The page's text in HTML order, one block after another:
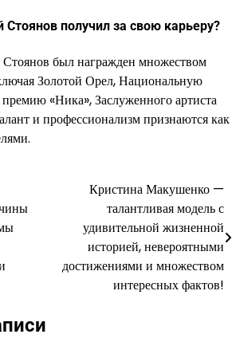
получил за свою карьеру?
был награжден множеством
Золотой Орел, Национальную
«Ника», Заслуженного артиста
и профессионализм признаются как
Кристина Макушенко —
талантливая модель с
удивительной жизненной
историей, невероятными
достижениями и множеством
интересных фактов!